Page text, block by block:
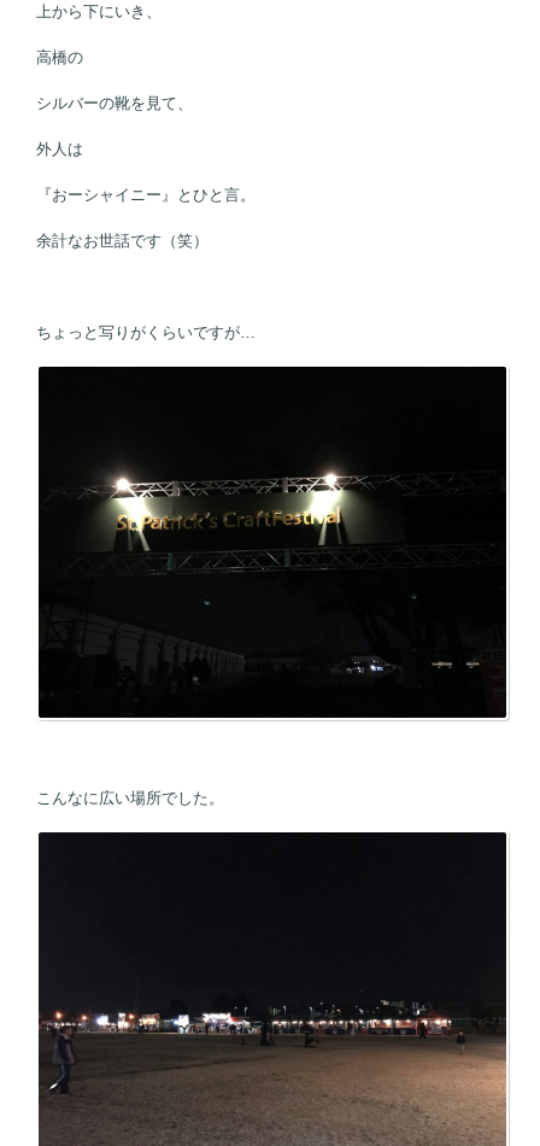
上から下にいき、
高橋の
シルバーの靴を見て、
外人は
『おーシャイニー』とひと言。
余計なお世話です（笑）
ちょっと写りがくらいですが…
こんなに広い場所でした。